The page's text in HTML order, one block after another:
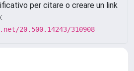
per citare o creare un link
20.500.14243/310908